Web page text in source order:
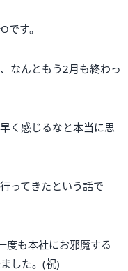
す。
なんともう2月も終わっ
く感じるなと本当に思
ってきたという話で
度も本社にお邪魔する
した。(祝)